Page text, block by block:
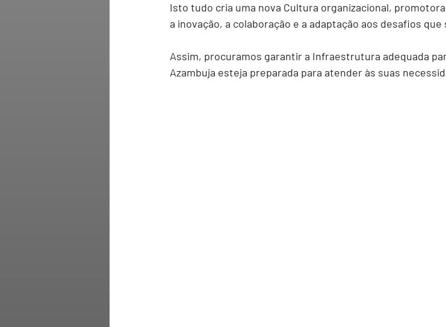
Isto tudo cria uma nova Cultura organizacional, promotora
a inovação, a colaboração e a adaptação aos desafios
Assim, procuramos garantir a Infraestrutura adequada
Azambuja esteja preparada para atender às suas